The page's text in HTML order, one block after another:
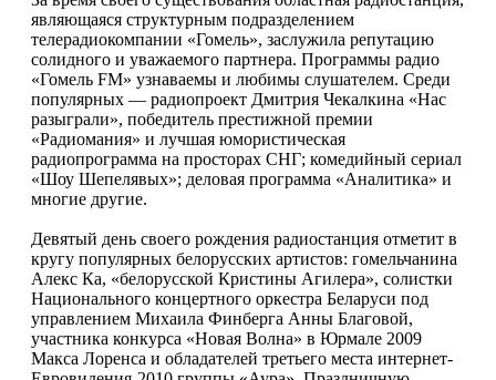
являющаяся структурным подразделением
телерадиокомпании «Гомель», заслужила репутацию
солидного и уважаемого партнера. Программы радио
«Гомель FM» узнаваемы и любимы слушателем. Среди
популярных — радиопроект Дмитрия Чекалкина «Нас
разыграли», победитель престижной премии
«Радиомания» и лучшая юмористическая
радиопрограмма на просторах СНГ; комедийный сериал
«Шоу Шепелявых»; деловая программа «Аналитика» и
многие другие.
Девятый день своего рождения радиостанция отметит в
кругу популярных белорусских артистов: гомельчанина
Алекс Ка, «белорусской Кристины Агилера», солистки
Национального концертного оркестра Беларуси под
управлением Михаила Финберга Анны Благовой,
участника конкурса «Новая Волна» в Юрмале 2009
Макса Лоренса и обладателей третьего места интернет-